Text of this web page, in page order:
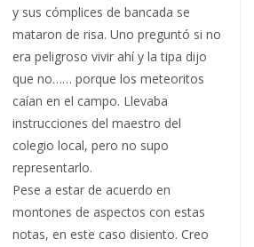
y sus cómplices de bancada se
mataron de risa. Uno preguntó si no
era peligroso vivir ahí y la tipa dijo
que no…… porque los meteoritos
caían en el campo. Llevaba
instrucciones del maestro del
colegio local, pero no supo
representarlo.
Pese a estar de acuerdo en
montones de aspectos con estas
notas, en este caso disiento. Creo